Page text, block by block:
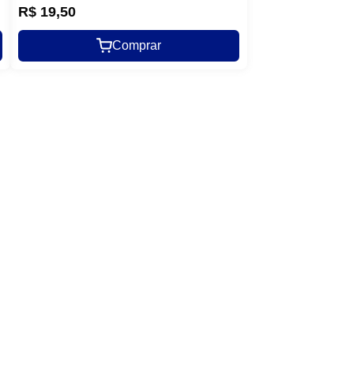
R$ 19,50
Comprar